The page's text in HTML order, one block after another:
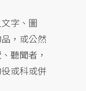
字、圖
，或公然
聽聞者，
或科或併